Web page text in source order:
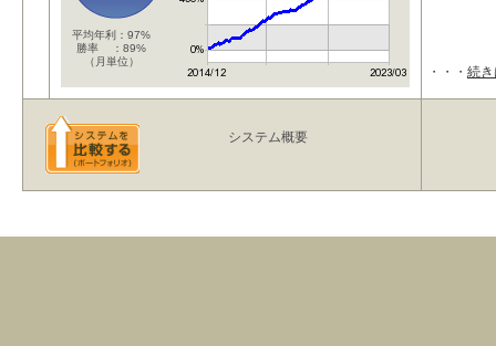
平均年利：97%
勝率 ：89%
（月単位）
・・・ 続
システム概要